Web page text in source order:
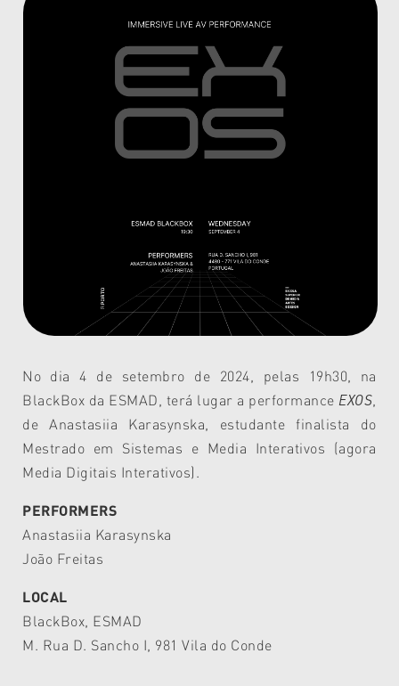
No dia 4 de setembro de 2024, pelas 19h30, na
BlackBox da ESMAD, terá lugar a performance EXOS
deAnastasiia Karasynska , estudante finalista do
Mestrado em Sistemas e Media Interativos (agora
Media Digitais Interativos).
PERFORMERS
Anastasiia Karasynska
João Freitas
LOCAL
BlackBox, ESMAD
M. Rua D. Sancho I, 981 Vila do Conde